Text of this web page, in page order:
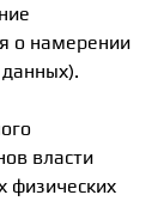
о намерении
власти
физических